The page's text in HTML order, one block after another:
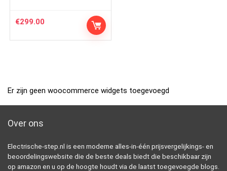
€299.00
Er zijn geen woocommerce widgets toegevoegd
Over ons
Electrische-step.nl is een moderne alles-in-één prijsvergelijkings- en
beoordelingswebsite die de beste deals biedt die beschikbaar zijn
op amazon en u op de hoogte houdt via de laatst toegevoegde blogs.